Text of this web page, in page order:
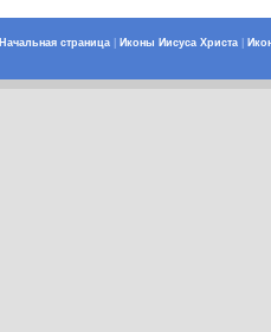
Начальная страница| Иконы Иисуса Христа|